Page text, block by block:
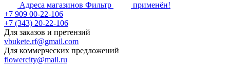
Адреса магазинов Фильтр
применён!
+7 909 00-22-106
+7 (343) 20-22-106
Для заказов и претензий
vbukete.rf@gmail.com
Для коммерческих предложений
flowercity@mail.ru